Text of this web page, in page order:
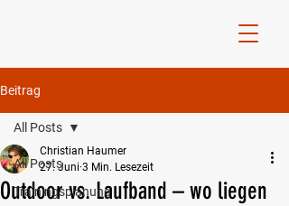
Beitrag
All Posts
Trainingsplanung
All Posts
Outdoor vs. Laufband – wo liegen
Christian Haumer
27. Juni 3 Min. Lesezeit